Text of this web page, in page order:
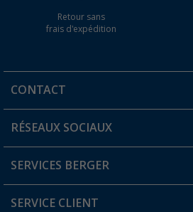
Retour sans
frais d'expédition
CONTACT
Une question ?
Trouver une magasin
RÉSEAUX SOCIAUX
SERVICES BERGER
Devenir revendeur
SERVICE CLIENT